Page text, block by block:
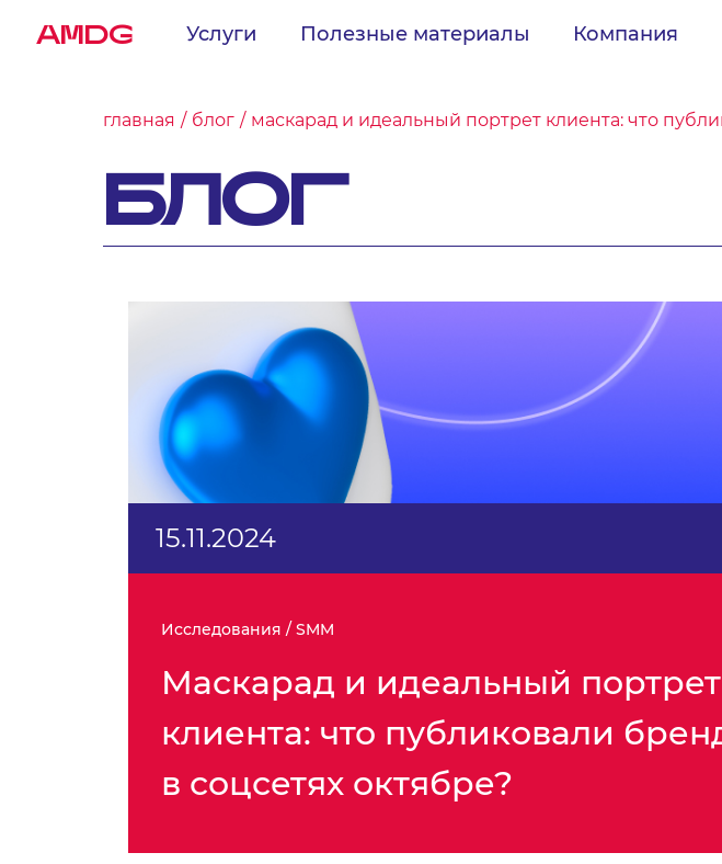
AMDG Услуги Полезные материалы Компания
главная блог маскарад и идеальный портрет клиента: что
БЛОГ
15.11.2024
Исследования / SMM
Маскарад и идеальный портрет
клиента: что публиковали
в соцсетях октябре?